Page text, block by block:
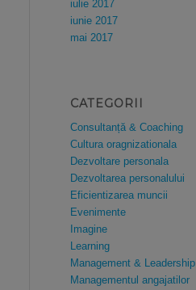
iulie 2017
iunie 2017
mai 2017
CATEGORII
Consultanță & Coaching
Cultura oragnizationala
Dezvoltare personala
Dezvoltarea personalului
Eficientizarea muncii
Evenimente
Imagine
Learning
Management & Leadership
Managementul angajatilor